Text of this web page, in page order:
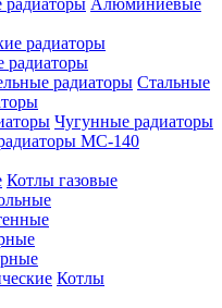
Алюминиевые
радиаторы
Стальные
Чугунные радиаторы
МС-140
Котлы газовые
Котлы